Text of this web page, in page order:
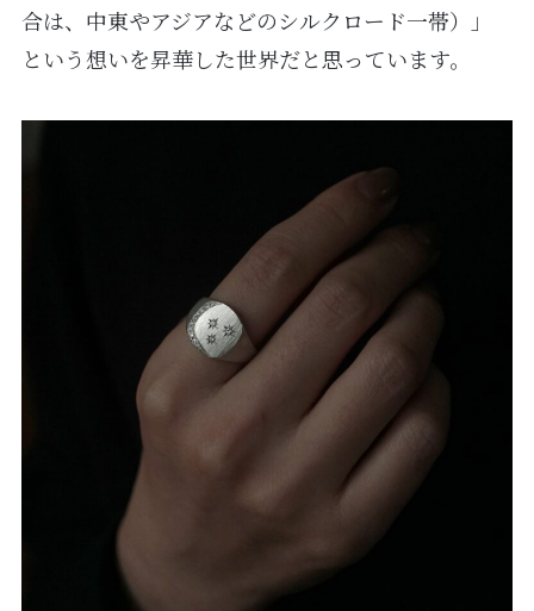
合は、中東やアジアなどのシルクロード一帯）」
という想いを昇華した世界だと思っています。